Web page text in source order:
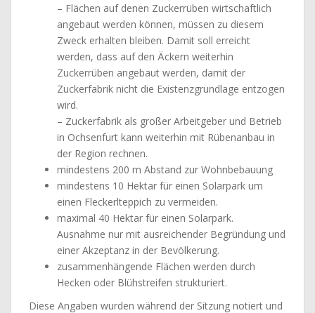
– Flächen auf denen Zuckerrüben wirtschaftlich
angebaut werden können, müssen zu diesem
Zweck erhalten bleiben. Damit soll erreicht
werden, dass auf den Äckern weiterhin
Zuckerrüben angebaut werden, damit der
Zuckerfabrik nicht die Existenzgrundlage entzogen
wird.
– Zuckerfabrik als großer Arbeitgeber und Betrieb
in Ochsenfurt kann weiterhin mit Rübenanbau in
der Region rechnen.
mindestens 200 m Abstand zur Wohnbebauung
mindestens 10 Hektar für einen Solarpark um
einen Fleckerlteppich zu vermeiden.
maximal 40 Hektar für einen Solarpark.
Ausnahme nur mit ausreichender Begründung und
einer Akzeptanz in der Bevölkerung.
zusammenhängende Flächen werden durch
Hecken oder Blühstreifen strukturiert.
Diese Angaben wurden während der Sitzung notiert und